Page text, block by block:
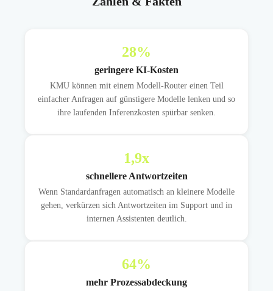
28%
geringere KI-Kosten
KMU können mit einem Modell-Router einen Teil
einfacher Anfragen auf günstigere Modelle lenken und so
ihre laufenden Inferenzkosten spürbar senken.
1,9x
schnellere Antwortzeiten
Wenn Standardanfragen automatisch an kleinere Modelle
gehen, verkürzen sich Antwortzeiten im Support und in
internen Assistenten deutlich.
64%
mehr Prozessabdeckung